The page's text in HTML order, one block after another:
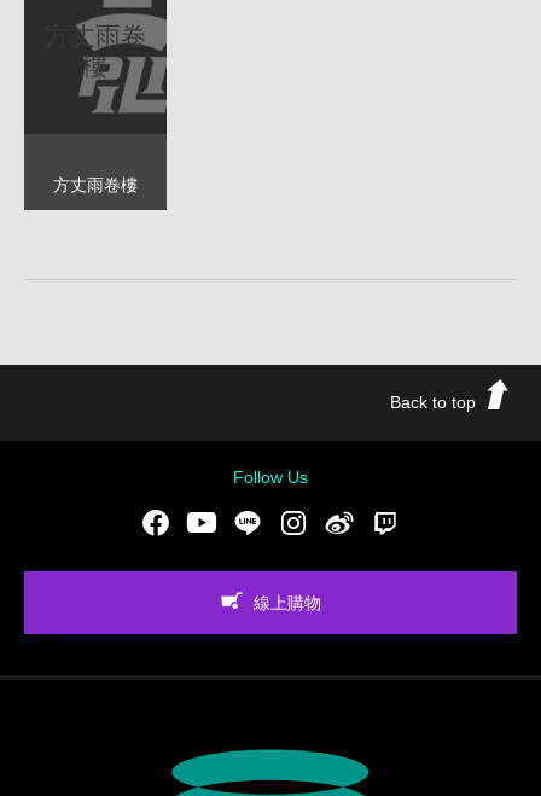
方丈雨卷
樓
方丈雨卷樓
Back to top
Follow Us
FacebookYoutubeLINE Instgram新浪微博
線上購物